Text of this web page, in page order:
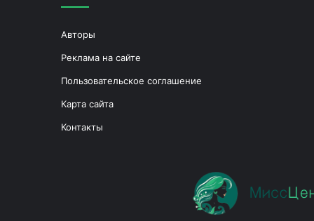
Авторы
Реклама на сайте
Пользовательское соглашение
Карта сайта
Контакты